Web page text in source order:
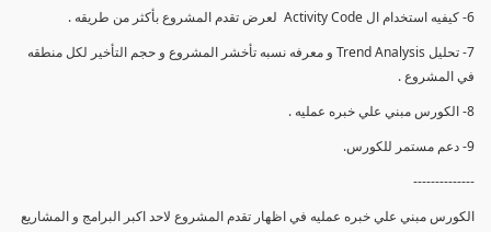
6- كيفيه استخدام ال Activity Code لعرض تقدم المشروع بأكثر من طريقه .
7- تحليل Trend Analysis و معرفه نسبه تأخشر المشروع و حجم التأخير لكل منطقه
في المشروع .
8- الكورس مبني علي خبره عمليه .
9- دعم مستمر للكورس.
--------------
الكورس مبني علي خبره عمليه في اظهار تقدم المشروع لاحد اكبر البرامج و المشاريع